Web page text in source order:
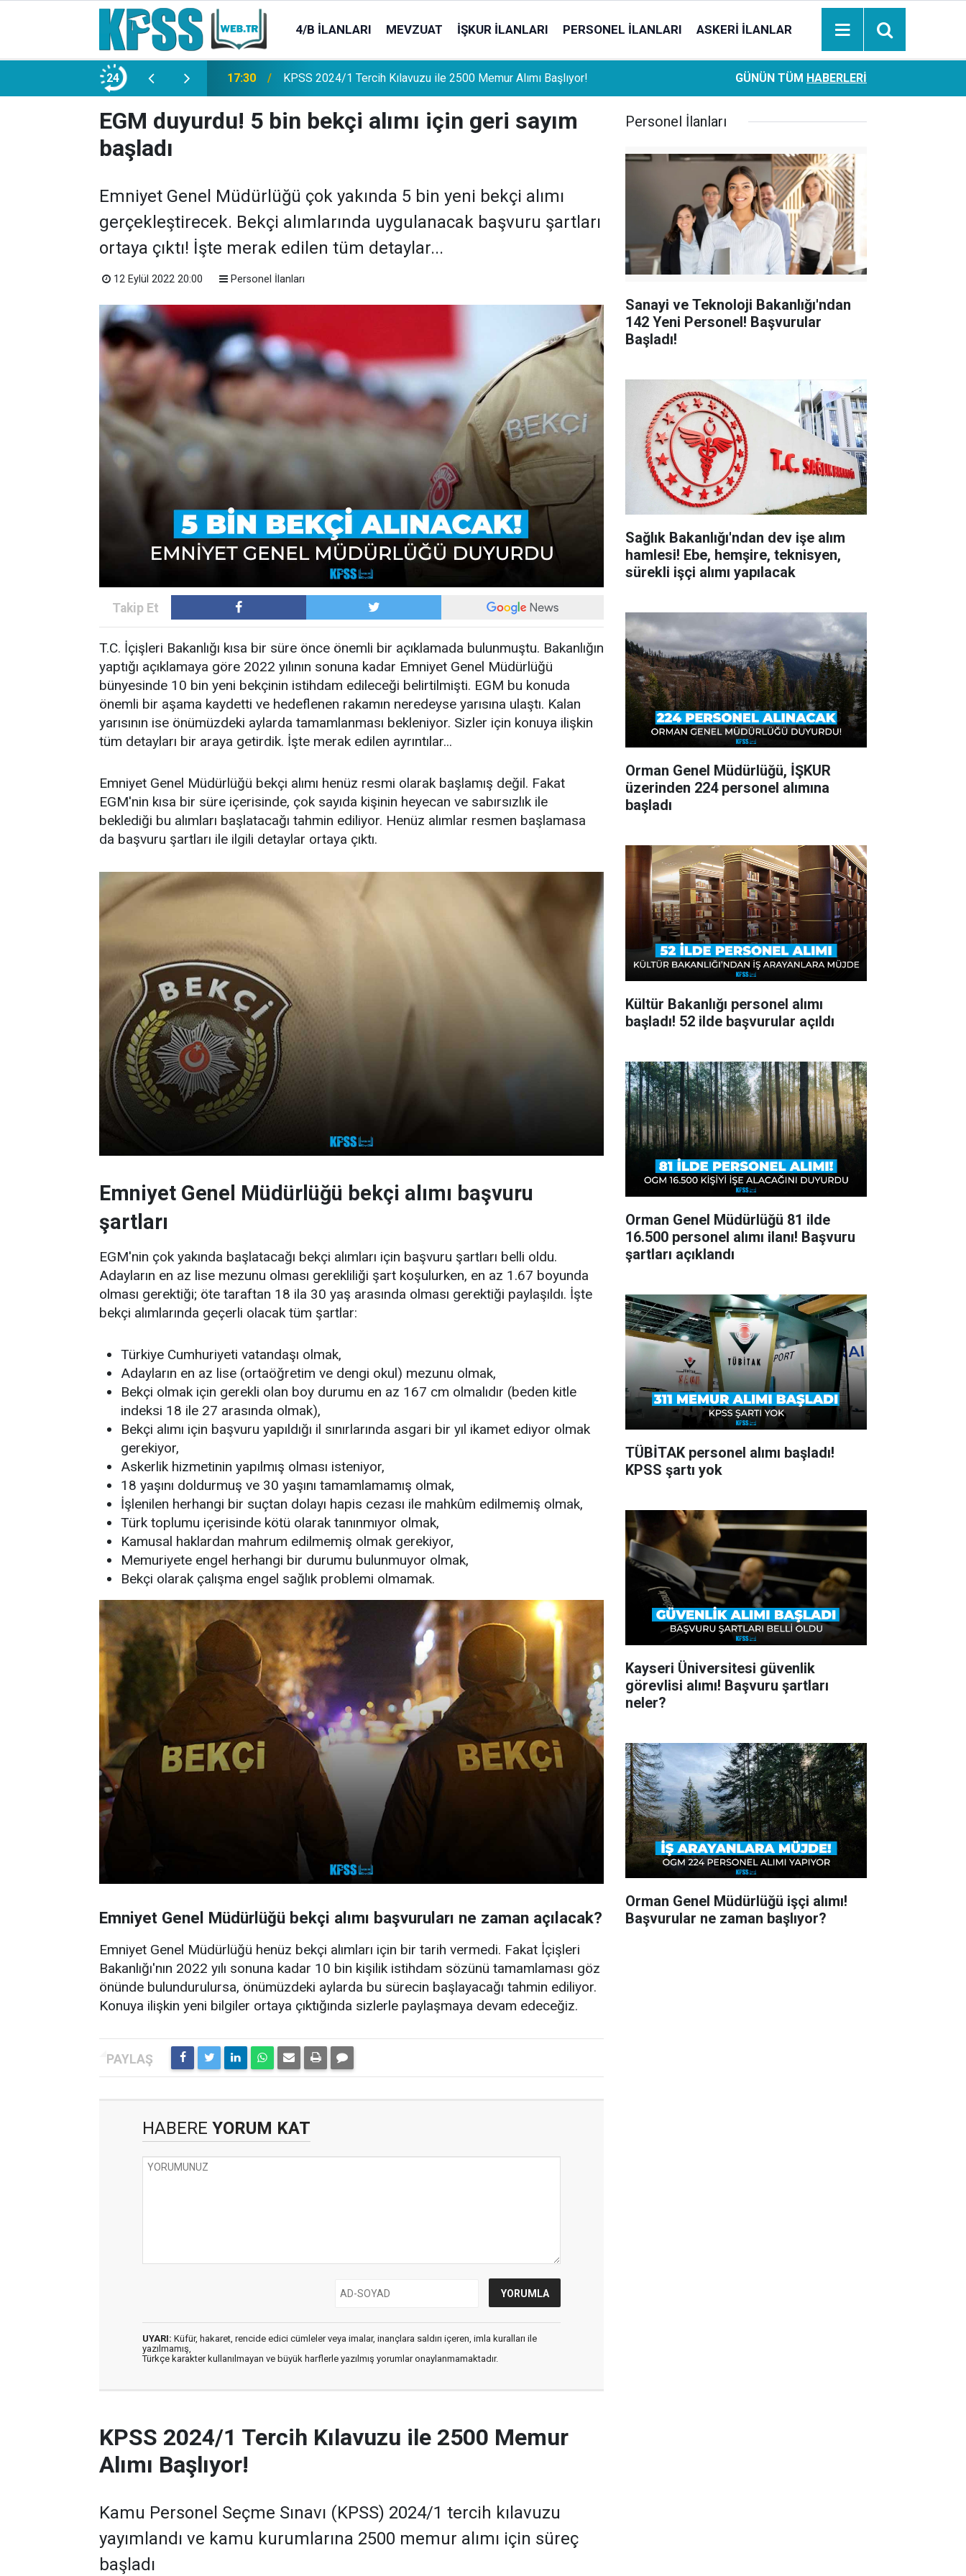
4/B İLANLARI MEVZUAT İŞKUR İLANLARI PERSONEL İLANLARI ASKERI İLANLAR
24
Memur Alımı Başlıyor! 21:20 TL Mevduat Sahipleri İçin Önemli Gelişme: Stopaj Oranları Artıyor!
Ziraat Bankası başvuran emeklilere hemen ödeme
hesaplara geçiyor
GÜNÜN TÜM HABERLERI
EGM duyurdu! 5 bin bekçi alımı için geri sayım
başladı
Emniyet Genel Müdürlüğü çok yakında 5 bin yeni bekçi alımı
gerçekleştirecek. Bekçi alımlarında uygulanacak başvuru şartları
ortaya çıktı! İşte merak edilen tüm detaylar...
12 Eylül 2022 20:00 Personel İlanları
T.C. İçişleri Bakanlığı kısa bir süre önce önemli bir açıklamada bulunmuştu. Bakanlığın
yaptığı açıklamaya göre 2022 yılının sonuna kadar Emniyet Genel Müdürlüğü
bünyesinde 10 bin yeni bekçinin istihdam edileceği belirtilmişti. EGM bu konuda
önemli bir aşama kaydetti ve hedeflenen rakamın neredeyse yarısına ulaştı. Kalan
yarısının ise önümüzdeki aylarda tamamlanması bekleniyor. Sizler için konuya ilişkin
tüm detayları bir araya getirdik. İşte merak edilen ayrıntılar...
Emniyet Genel Müdürlüğü bekçi alımı henüz resmi olarak başlamış değil. Fakat
EGM'nin kısa bir süre içerisinde, çok sayıda kişinin heyecan ve sabırsızlık ile
beklediği bu alımları başlatacağı tahmin ediliyor. Henüz alımlar resmen başlamasa
da başvuru şartları ile ilgili detaylar ortaya çıktı.
Emniyet Genel Müdürlüğü bekçi alımı başvuru
şartları
EGM'nin çok yakında başlatacağı bekçi alımları için başvuru şartları belli oldu.
Adayların en az lise mezunu olması gerekliliği şart koşulurken, en az 1.67 boyunda
olması gerektiği; öte taraftan 18 ila 30 yaş arasında olması gerektiği paylaşıldı. İşte
bekçi alımlarında geçerli olacak tüm şartlar:
Türkiye Cumhuriyeti vatandaşı olmak,
Adayların en az lise (ortaöğretim ve dengi okul) mezunu olmak,
Bekçi olmak için gerekli olan boy durumu en az 167 cm olmalıdır (beden kitle
indeksi 18 ile 27 arasında olmak),
Bekçi alımı için başvuru yapıldığı il sınırlarında asgari bir yıl ikamet ediyor olmak
gerekiyor,
Askerlik hizmetinin yapılmış olması isteniyor,
18 yaşını doldurmuş ve 30 yaşını tamamlamamış olmak,
İşlenilen herhangi bir suçtan dolayı hapis cezası ile mahkûm edilmemiş olmak,
Türk toplumu içerisinde kötü olarak tanınmıyor olmak,
Kamusal haklardan mahrum edilmemiş olmak gerekiyor,
Memuriyete engel herhangi bir durumu bulunmuyor olmak,
Bekçi olarak çalışma engel sağlık problemi olmamak.
Emniyet Genel Müdürlüğü bekçi alımı başvuruları ne zaman açılacak?
Emniyet Genel Müdürlüğü henüz bekçi alımları için bir tarih vermedi. Fakat İçişleri
Bakanlığı'nın 2022 yılı sonuna kadar 10 bin kişilik istihdam sözünü tamamlaması göz
önünde bulundurulursa, önümüzdeki aylarda bu sürecin başlayacağı tahmin ediliyor.
Konuya ilişkin yeni bilgiler ortaya çıktığında sizlerle paylaşmaya devam edeceğiz.
HABERE YORUM KAT
UYARI: Küfür, hakaret, rencide edici cümleler veya imalar, inançlara saldırı içeren, imla kuralları ile
yazılmamış,
Türkçe karakter kullanılmayan ve büyük harflerle yazılmış yorumlar onaylanmamaktadır.
KPSS 2024/1 Tercih Kılavuzu ile 2500 Memur
Alımı Başlıyor!
Kamu Personel Seçme Sınavı (KPSS) 2024/1 tercih kılavuzu
yayımlandı ve kamu kurumlarına 2500 memur alımı için süreç
başladı
Personel İlanları
Sanayi ve Teknoloji Bakanlığı'ndan
142 Yeni Personel! Başvurular
Başladı!
Sağlık Bakanlığı'ndan dev işe alım
hamlesi! Ebe, hemşire, teknisyen,
sürekli işçi alımı yapılacak
Orman Genel Müdürlüğü, İŞKUR
üzerinden 224 personel alımına
başladı
Kültür Bakanlığı personel alımı
başladı! 52 ilde başvurular açıldı
Orman Genel Müdürlüğü 81 ilde
16.500 personel alımı ilanı! Başvuru
şartları açıklandı
TÜBİTAK personel alımı başladı!
KPSS şartı yok
Kayseri Üniversitesi güvenlik
görevlisi alımı! Başvuru şartları
neler?
Orman Genel Müdürlüğü işçi alımı!
Başvurular ne zaman başlıyor?